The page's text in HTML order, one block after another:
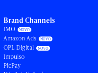
Brand Channels
IMO
Amazon Ads
OPL Digital
Impulso
PicPay